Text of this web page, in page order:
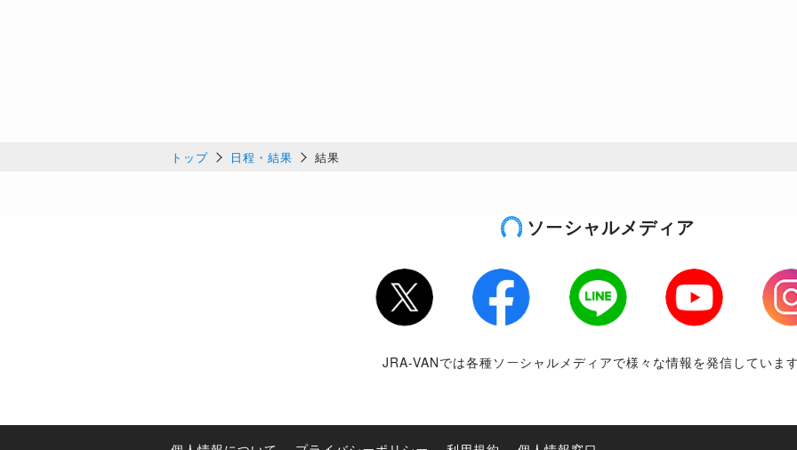
トップ 日程・結果 結果
ソーシャルメディア
Twitter LINE Youtube
JRA-VANでは各種ソーシャルメディアで様々な情報を発信しています